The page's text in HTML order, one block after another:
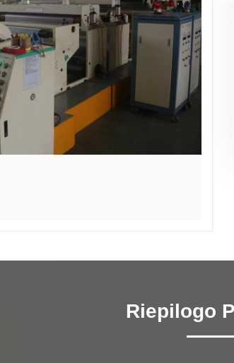
Riepilogo